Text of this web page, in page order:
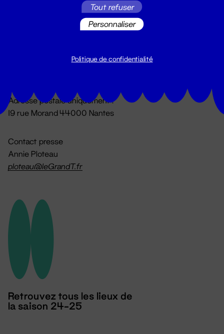
Du lundi au vendredi 14h → 18h
Adresse postale uniquement :
19 rue Morand 44000 Nantes
Contact presse
Annie Ploteau
ploteau@leGrandT.fr
Retrouvez tous les lieux de
la saison 24-25
Tout refuser
Personnaliser
Politique de confidentialité